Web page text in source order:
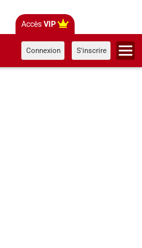
Accès VIP
Connexion S'inscrire